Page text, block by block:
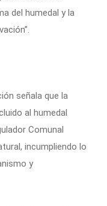
del humedal y la
señala que la
al humedal
Comunal
incumpliendo lo
y